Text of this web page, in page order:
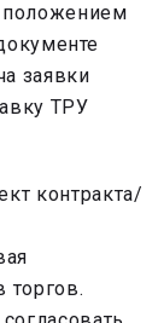
положением
заявки
ТРУ
контракта/
торгов.